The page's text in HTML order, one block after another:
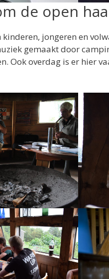
de open
jongeren en
gemaakt door
Ook overdag is er hier